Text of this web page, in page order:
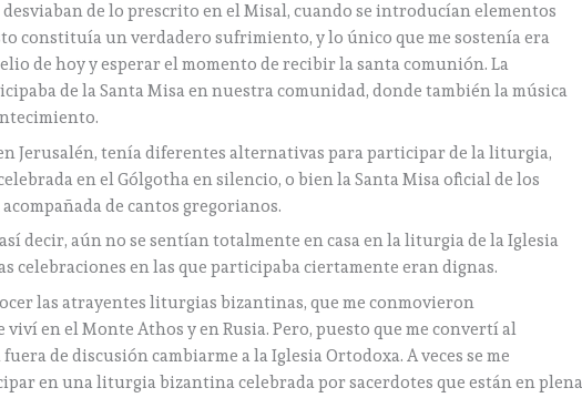
de lo prescrito en el Misal, cuando se introducían elementos
constituía un verdadero sufrimiento, y lo único que me sostenía era
de hoy y esperar el momento de recibir la santa comunión. La
de la Santa Misa en nuestra comunidad, donde también la música
Jerusalén, tenía diferentes alternativas para participar de la liturgia,
en el Gólgotha en silencio, o bien la Santa Misa oficial de los
de cantos gregorianos.
decir, aún no se sentían totalmente en casa en la liturgia de la Iglesia
celebraciones en las que participaba ciertamente eran dignas.
las atrayentes liturgias bizantinas, que me conmovieron
en el Monte Athos y en Rusia. Pero, puesto que me convertí al
de discusión cambiarme a la Iglesia Ortodoxa. A veces se me
en una liturgia bizantina celebrada por sacerdotes que están en plena